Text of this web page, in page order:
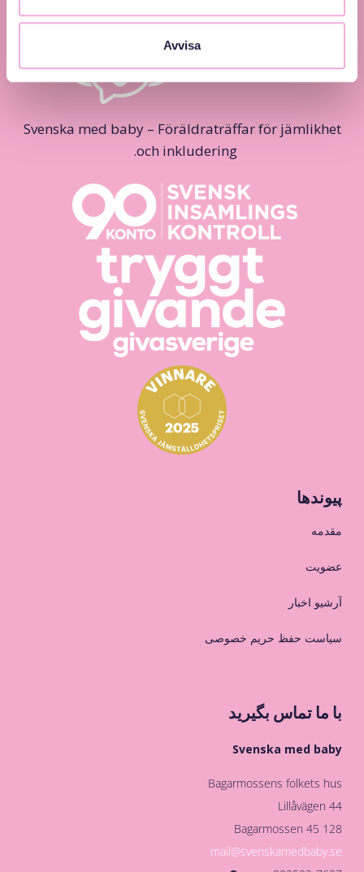
Avvisa
Svenska med baby – Föräldraträffar för jämlikhet
och inkludering.
پیوندها
مقدمه
عضویت
آرشیو اخبار
سیاست حفظ حریم خصوصی
با ما تماس بگیرید
Svenska med baby
Bagarmossens folkets hus
Lillåvägen 44
128 45 Bagarmossen
mail@svenskamedbaby.se